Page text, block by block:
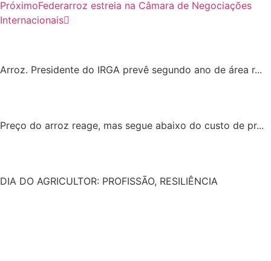
PróximoFederarroz estreia na Câmara de Negociações
Internacionais
Arroz. Presidente do IRGA prevê segundo ano de área r...
Preço do arroz reage, mas segue abaixo do custo de pr...
DIA DO AGRICULTOR: PROFISSÃO, RESILIÊNCIA